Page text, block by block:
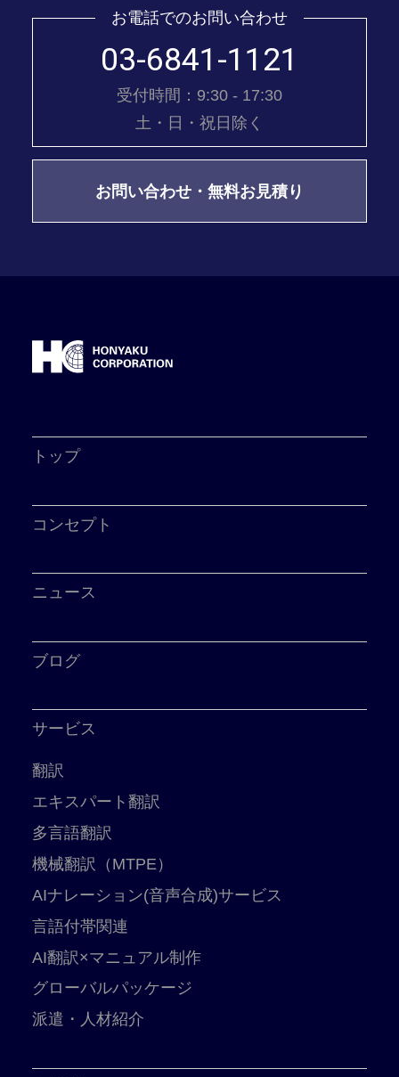
お電話でのお問い合わせ
03-6841-1121
受付時間：9:30 - 17:30
土・日・祝日除く
お問い合わせ・無料お見積り
トップ
コンセプト
ニュース
ブログ
サービス
翻訳
エキスパート翻訳
多言語翻訳
機械翻訳（MTPE）
AIナレーション(音声合成)サービス
言語付帯関連
AI翻訳×マニュアル制作
グローバルパッケージ
派遣・人材紹介